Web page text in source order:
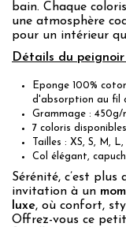
bain. Chaque
une atmosphère
pour un intérieur
Détails du peignoir
Eponge 100%
d'absorption au fil
Grammage : 450g/
7 coloris disponibles
Tailles : XS, S, M,
Col élégant,
Sérénité, c’est plus
invitation à un
luxe, où confort,
Offrez-vous ce